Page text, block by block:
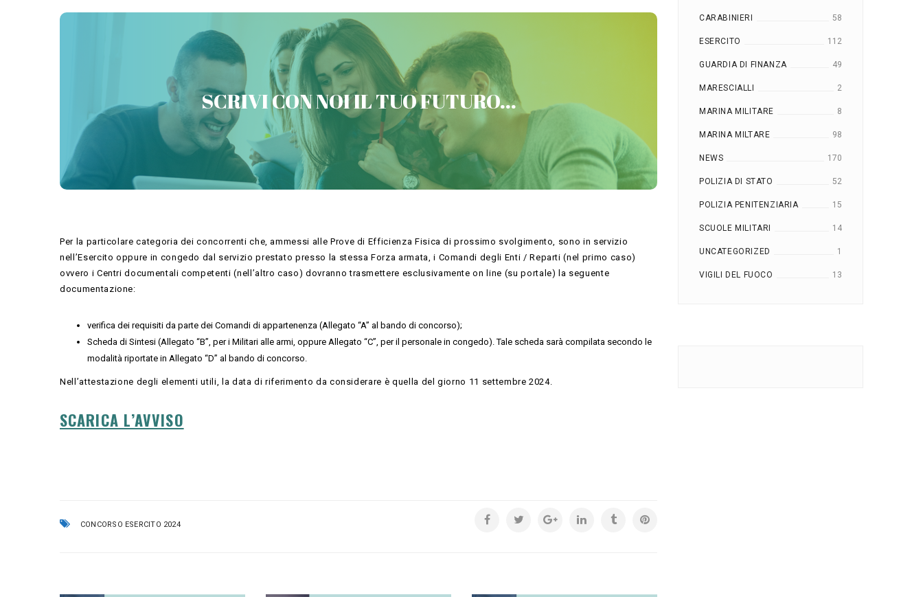
SCRIVI CON NOI IL TUO FUTURO...
PREPARATI CON VICTORIA CONCORSI MILITARI
Contattaci
Per la particolare categoria dei concorrenti che, ammessi alle Prove di Efficienza Fisica di prossimo svolgimento, sono in servizio
nell’Esercito oppure in congedo dal servizio prestato presso la stessa Forza armata, i Comandi degli Enti / Reparti (nel primo caso)
ovvero i Centri documentali competenti (nell’altro caso) dovranno trasmettere esclusivamente on line (su portale) la seguente
documentazione:
verifica dei requisiti da parte dei Comandi di appartenenza (Allegato “A” al bando di concorso);
Scheda di Sintesi (Allegato “B”, per i Militari alle armi, oppure Allegato “C”, per il personale in congedo). Tale scheda sarà compilata secondo le
modalità riportate in Allegato “D” al bando di concorso.
Nell’attestazione degli elementi utili, la data di riferimento da considerare è quella del giorno 11 settembre 2024.
SCARICA L’AVVISO
CONCORSO ESERCITO 2024
CARABINIERI 58
ESERCITO 112
GUARDIA DI FINANZA 49
MARESCIALLI 2
MARINA MILITARE 8
MARINA MILTARE 98
NEWS 170
POLIZIA DI STATO 52
POLIZIA PENITENZIARIA 15
SCUOLE MILITARI 14
UNCATEGORIZED 1
VIGILI DEL FUOCO 13